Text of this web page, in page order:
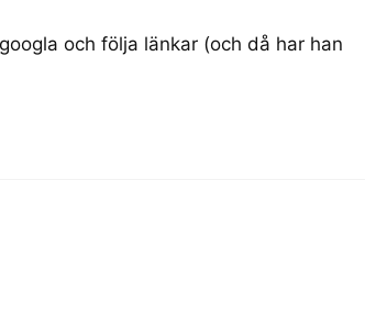
och följa länkar (och då har han